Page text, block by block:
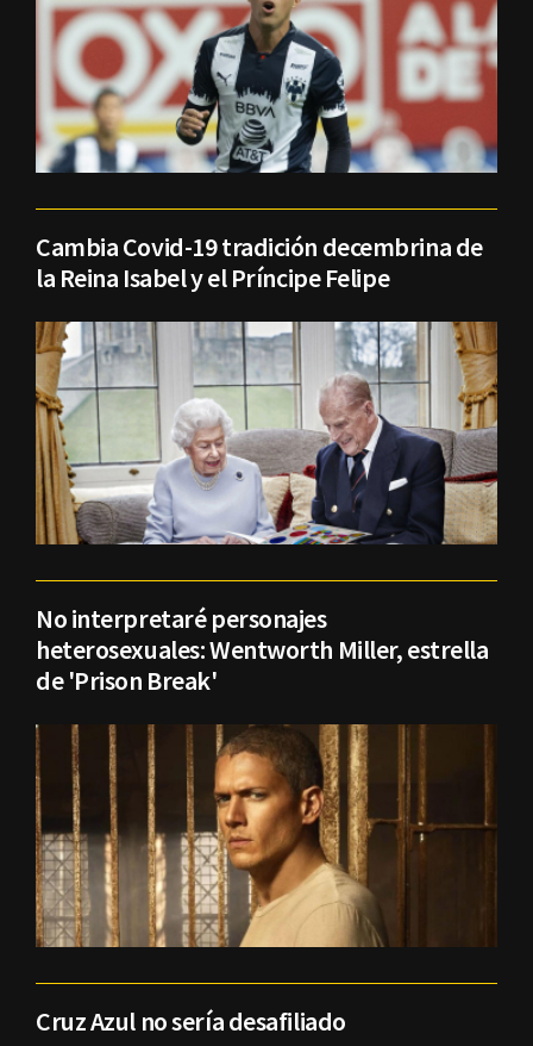
Cambia Covid-19 tradición decembrina de
la Reina Isabel y el Príncipe Felipe
No interpretaré personajes
heterosexuales: Wentworth Miller, estrella
de 'Prison Break'
Cruz Azul no sería desafiliado